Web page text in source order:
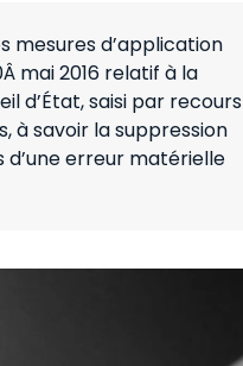
mesures d’application
mai 2016 relatif à la
d’État, saisi par recours
à savoir la suppression
d’une erreur matérielle